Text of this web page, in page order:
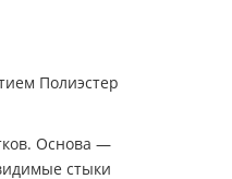
Полиэстер
Основа —
стыки